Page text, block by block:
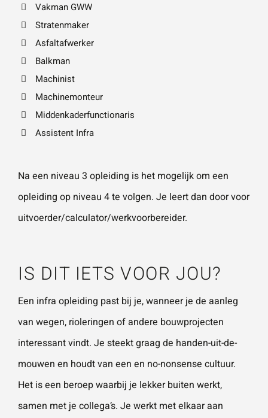
Vakman GWW
Stratenmaker
Asfaltafwerker
Balkman
Machinist
Machinemonteur
Middenkaderfunctionaris
Assistent Infra
Na een niveau 3 opleiding is het mogelijk om een
opleiding op niveau 4 te volgen. Je leert dan door voor
uitvoerder/calculator/werkvoorbereider.
IS DIT IETS VOOR JOU?
Een infra opleiding past bij je, wanneer je de aanleg
van wegen, rioleringen of andere bouwprojecten
interessant vindt. Je steekt graag de handen-uit-de-
mouwen en houdt van een en no-nonsense cultuur.
Het is een beroep waarbij je lekker buiten werkt,
samen met je collega’s. Je werkt met elkaar aan